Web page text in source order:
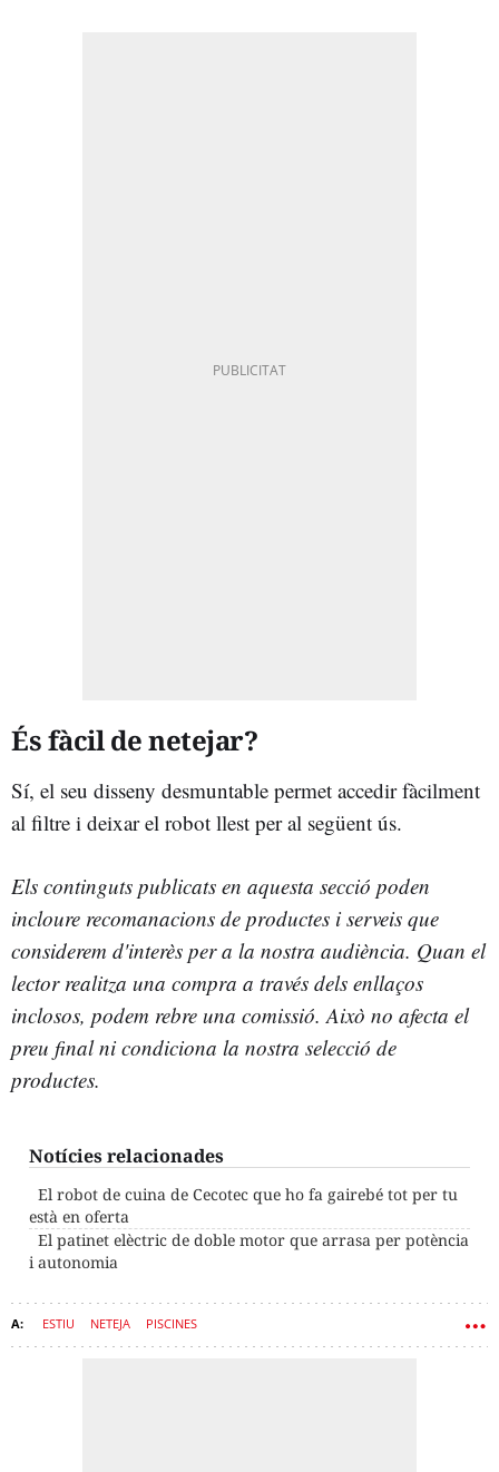
És fàcil de netejar?
Sí, el seu disseny desmuntable permet accedir fàcilment
al filtre i deixar el robot llest per al següent ús.
Els continguts publicats en aquesta secció poden
incloure recomanacions de productes i serveis que
considerem d'interès per a la nostra audiència. Quan el
lector realitza una compra a través dels enllaços
inclosos, podem rebre una comissió. Això no afecta el
preu final ni condiciona la nostra selecció de
productes.
Notícies relacionades
El robot de cuina de Cecotec que ho fa gairebé tot per tu
està en oferta
El patinet elèctric de doble motor que arrasa per potència
i autonomia
ESTIU NETEJA PISCINES